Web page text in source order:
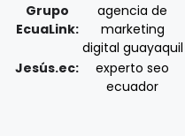
Grupo
EcuaLink:
agencia de
marketing
digital guayaquil
Jesús.ec:
experto seo
ecuador